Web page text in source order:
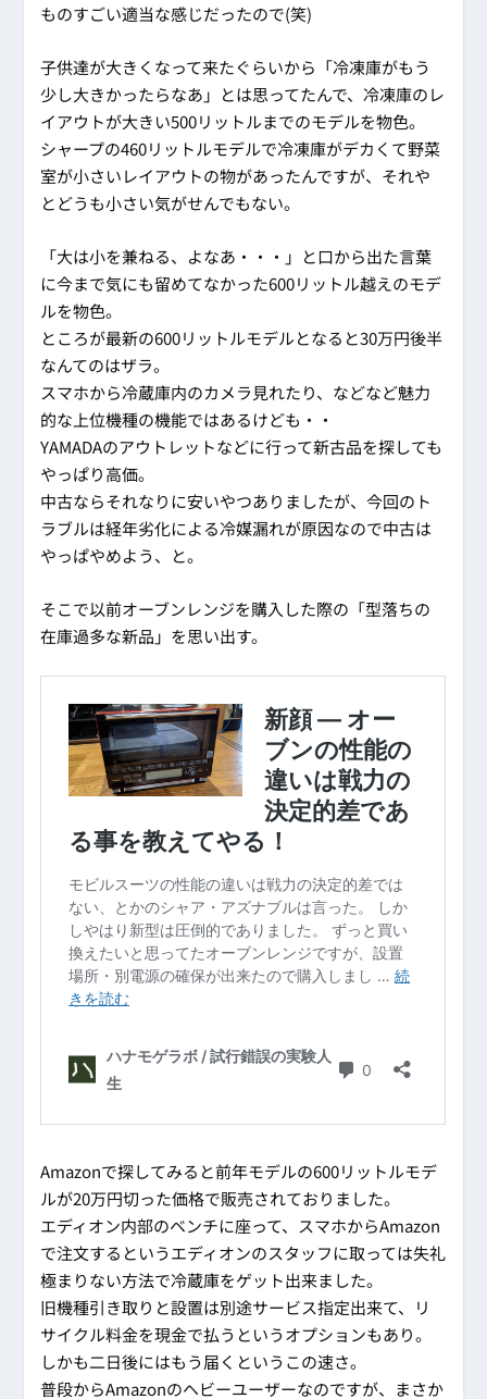
ものすごい適当な感じだったので(笑)
子供達が大きくなって来たぐらいから「冷凍庫がもう
少し大きかったらなあ」とは思ってたんで、冷凍庫のレ
イアウトが大きい500リットルまでのモデルを物色。
シャープの460リットルモデルで冷凍庫がデカくて野菜
室が小さいレイアウトの物があったんですが、それや
とどうも小さい気がせんでもない。
「大は小を兼ねる、よなあ・・・」と口から出た言葉
に今まで気にも留めてなかった600リットル越えのモデ
ルを物色。
ところが最新の600リットルモデルとなると30万円後半
なんてのはザラ。
スマホから冷蔵庫内のカメラ見れたり、などなど魅力
的な上位機種の機能ではあるけども・・
YAMADAのアウトレットなどに行って新古品を探しても
やっぱり高価。
中古ならそれなりに安いやつありましたが、今回のト
ラブルは経年劣化による冷媒漏れが原因なので中古は
やっぱやめよう、と。
そこで以前オーブンレンジを購入した際の「型落ちの
在庫過多な新品」を思い出す。
Amazonで探してみると前年モデルの600リットルモデ
ルが20万円切った価格で販売されておりました。
エディオン内部のベンチに座って、スマホからAmazon
で注文するというエディオンのスタッフに取っては失礼
極まりない方法で冷蔵庫をゲット出来ました。
旧機種引き取りと設置は別途サービス指定出来て、リ
サイクル料金を現金で払うというオプションもあり。
しかも二日後にはもう届くというこの速さ。
普段からAmazonのヘビーユーザーなのですが、まさか